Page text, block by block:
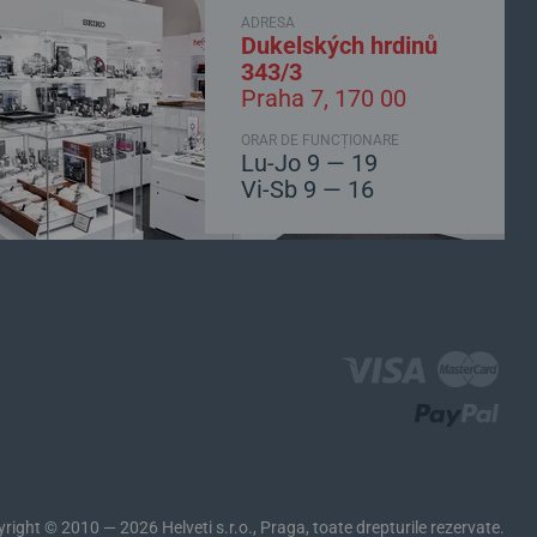
ADRESA
Dukelských hrdinů
343/3
Praha 7, 170 00
ORAR DE FUNCȚIONARE
Lu-Jo 9 — 19
Vi-Sb 9 — 16
© 2010 — 2026 Helveti s.r.o., Praga, toate drepturile rezervate.